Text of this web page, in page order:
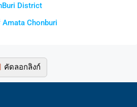
District
Chonburi
คัดลอกลิงก์